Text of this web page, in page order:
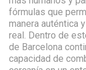
fórmulas que
manera auténtica
real. Dentro de
de Barcelona
capacidad de